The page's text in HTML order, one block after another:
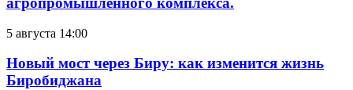
5 августа 14:00
Новый мост через Биру: как изменится жизнь
Биробиджана